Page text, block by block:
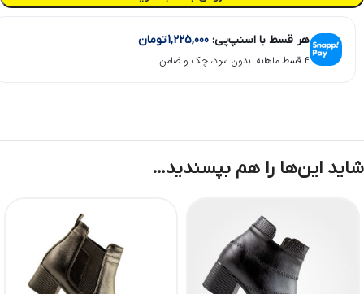
هر قسط با اسنپ‌پی: 1,225,000تومان
۴ قسط ماهانه. بدون سود، چک و ضامن.
شاید این‌ها را هم بپسندید…